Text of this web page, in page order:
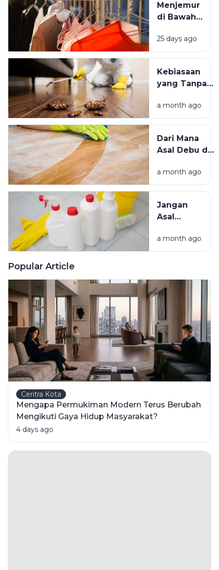
Tinggal yang
Bersih
Kesejahteraan
Kita?
Menjemur
di Bawah
atau Di
Tempat
Mana yang
Lebih
25 days ago
Kebiasaan
yang Tanpa
Mengundang
Kecoak,
Hama
Lainnya Ke
a month ago
Dari Mana
Asal Debu di
Kenali
Penyebab
Mengatasinya
a month ago
Jangan
Asal
Bahan
Pembersih
a month ago
Popular Article
Ceritra Kota
Mengapa Permukiman Modern Terus Berubah
Mengikuti Gaya Hidup Masyarakat?
4 days ago